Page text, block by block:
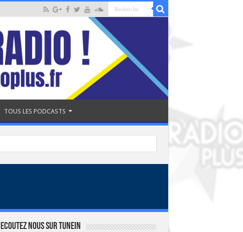
TOUS LES PODCASTS
Ecoutez nous sur TuneIn